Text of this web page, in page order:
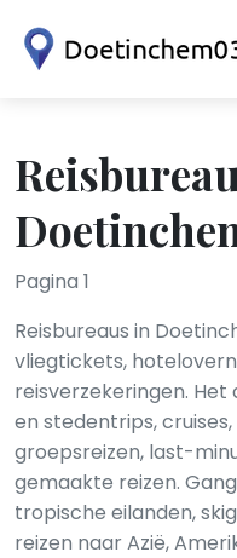
Pagina 1
Reisbureaus in
vliegtickets,
reisverzekeringen.
en stedentrips,
groepsreizen, last-
gemaakte reizen.
tropische eilanden,
reizen naar Azië,